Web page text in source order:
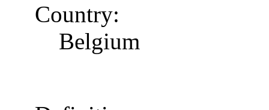
Country:
Belgium